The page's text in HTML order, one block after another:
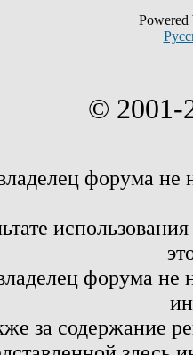
© 2001-
форума не
форума не
за содержание